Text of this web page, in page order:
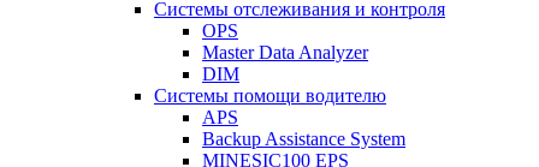
Системы отслеживания и контроля
OPS
Master Data Analyzer
DIM
Системы помощи водителю
APS
Backup Assistance System
MINESIC100 EPS